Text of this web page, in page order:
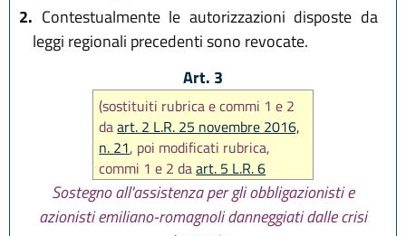
2. Contestualmente le autorizzazioni disposte da
leggi regionali precedenti sono revocate.
Art. 3
(sostituiti rubrica e commi 1 e 2
daart. 2 L.R. 25 novembre 2016,
n. 21, poi modificati rubrica,
commi 1 e 2 daart. 5 L.R. 6
novembre 2019, n. 23)
Sostegno all'assistenza per gli obbligazionisti e
azionisti emiliano-romagnoli danneggiati dalle crisi